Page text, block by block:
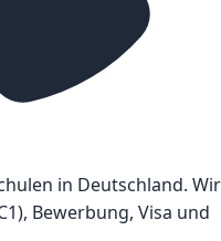
in Deutschland. Wir
Bewerbung, Visa und